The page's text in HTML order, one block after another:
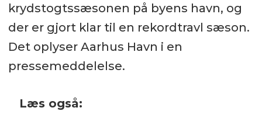
krydstogtssæsonen på byens havn, og
der er gjort klar til en rekordtravl sæson.
Det oplyser Aarhus Havn i en
pressemeddelelse.
Læs også: